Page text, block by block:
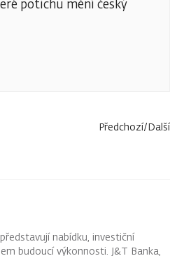
potichu mění český
Předchozí/Další
nabídku, investiční
budoucí výkonnosti. J&T Banka,